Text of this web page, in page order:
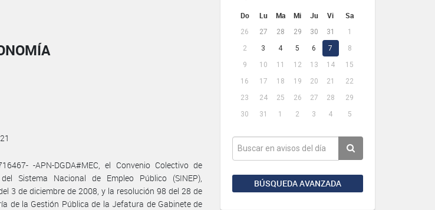
Do Lu Ma Mi Ju Vi Sa
26 27 28 29 30 31
1
2
3 4 5 6 7
8
9
10 11 12 13 14
15
16
17 18 19 20 21
22
23
24 25 26 27 28
29
30
31 1 2 3 4 5
BÚSQUEDA AVANZADA
-APN-DGDA#MEC, el Convenio Colectivo de
Sistema Nacional de Empleo Público (SINEP),
3 de diciembre de 2008, y la resolución 98 del 28 de
de la Gestión Pública de la Jefatura de Gabinete de